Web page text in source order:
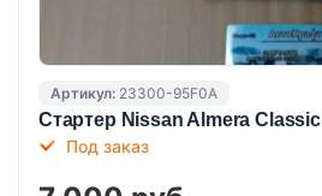
Артикул: 23300-95F0A
Стартер Nissan Almera Classic
Под заказ